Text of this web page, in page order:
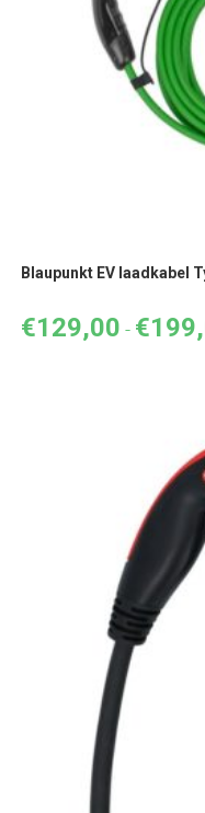
Blaupunkt EV laadkabel
€129,00 - €